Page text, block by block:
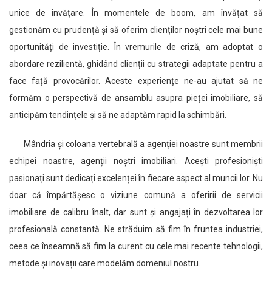
unice de învățare. În momentele de boom, am învățat să
gestionăm cu prudență și să oferim clienților noștri cele mai bune
oportunități de investiție. În vremurile de criză, am adoptat o
abordare rezilientă, ghidând clienții cu strategii adaptate pentru a
face față provocărilor. Aceste experiențe ne-au ajutat să ne
formăm o perspectivă de ansamblu asupra pieței imobiliare, să
anticipăm tendințele și să ne adaptăm rapid la schimbări.
Mândria și coloana vertebrală a agenției noastre sunt membrii
echipei noastre, agenții noștri imobiliari. Acești profesioniști
pasionați sunt dedicați excelenței în fiecare aspect al muncii lor. Nu
doar că împărtășesc o viziune comună a oferirii de servicii
imobiliare de calibru înalt, dar sunt și angajați în dezvoltarea lor
profesională constantă. Ne străduim să fim în fruntea industriei,
ceea ce înseamnă să fim la curent cu cele mai recente tehnologii,
metode și inovații care modelăm domeniul nostru.